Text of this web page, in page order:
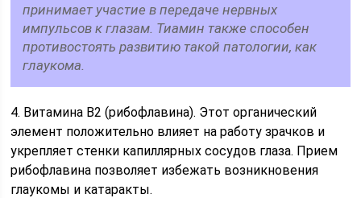
принимает участие в передаче нервных
импульсов к глазам. Тиамин также способен
противостоять развитию такой патологии, как
глаукома.
4. Витамина В2 (рибофлавина). Этот органический
элемент положительно влияет на работу зрачков и
укрепляет стенки капиллярных сосудов глаза. Прием
рибофлавина позволяет избежать возникновения
глаукомы и катаракты.